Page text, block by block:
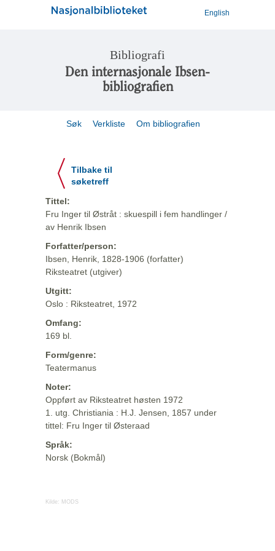
English
Bibliografi
Den internasjonale Ibsen-
bibliografien
Søk Verkliste Om bibliografien
Tilbake til
søketreff
Tittel:
Fru Inger til Østråt : skuespill i fem handlinger /
av Henrik Ibsen
Forfatter/person:
Ibsen, Henrik, 1828-1906 (forfatter)
Riksteatret (utgiver)
Utgitt:
Oslo : Riksteatret, 1972
Omfang:
169 bl.
Form/genre:
Teatermanus
Noter:
Oppført av Riksteatret høsten 1972
1. utg. Christiania : H.J. Jensen, 1857 under
tittel: Fru Inger til Østeraad
Språk:
Norsk (Bokmål)
Kilde: MODS